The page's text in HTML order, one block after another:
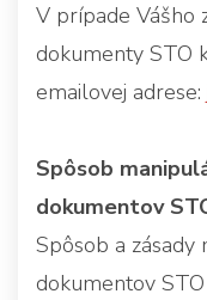
V prípade Vášho
dokumenty STO
emailovej adrese:
Spôsob
dokumentov
Spôsob a zásady
dokumentov